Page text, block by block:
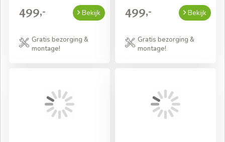
499,- Bekijk
Gratis bezorging &
montage!
499,- Bekijk
Gratis bezorging &
montage!